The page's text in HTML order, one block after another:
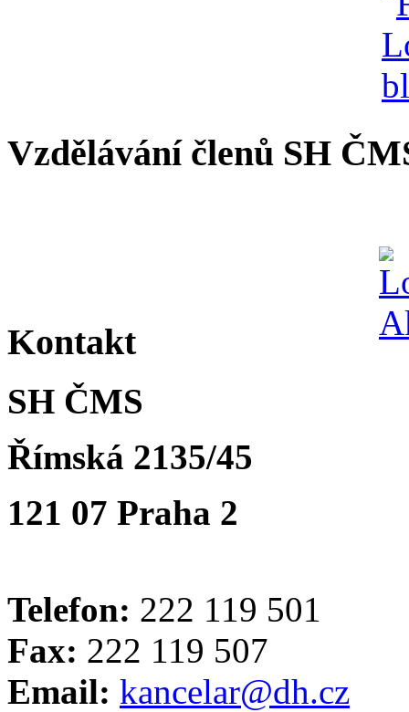
Vzdělávání členů SH
Kontakt
SH ČMS
Římská 2135/45
121 07 Praha 2
Telefon: 222 119 501
Fax: 222 119 507
Email: kancelar@dh.cz